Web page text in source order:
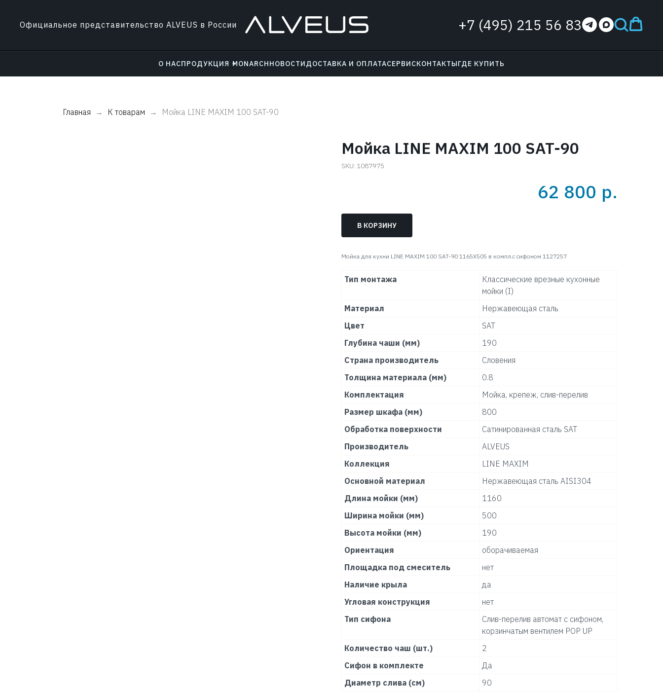
Официальное представительство ALVEUS в России +7 (495) 215 56 83
О НАСПРОДУКЦИЯ MONARCHНОВОСТИДОСТАВКА И ОПЛАТАСЕРВИСКОНТАКТЫГДЕ КУПИТЬ
Главная К товарам Мойка LINE MAXIM 100 SAT-90
Мойка LINE MAXIM 100 SAT-90
SKU: 1087975
62 800 р.
В КОРЗИНУ
Мойка для кухни LINE MAXIM 100 SAT-90 1165X505 в компл.с сифоном 1127257
Тип монтажа
Классические врезные кухонные
мойки (I)
Материал
Нержавеющая сталь
Цвет
SAT
Глубина чаши (мм)
190
Страна производитель
Словения
Толщина материала (мм)
0.8
Комплектация
Мойка, крепеж, слив-перелив
Размер шкафа (мм)
800
Обработка поверхности
Сатинированная сталь SAT
Производитель
ALVEUS
Коллекция
LINE MAXIM
Основной материал
Нержавеющая сталь AISI304
Длина мойки (мм)
1160
Ширина мойки (мм)
500
Высота мойки (мм)
190
Ориентация
оборачиваемая
Площадка под смеситель
нет
Наличие крыла
да
Угловая конструкция
нет
Тип сифона
Слив-перелив автомат с сифоном,
корзинчатым вентилем POP UP
Количество чаш (шт.)
2
Сифон в комплекте
Да
Диаметр слива (см)
90